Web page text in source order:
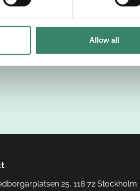
Allow all
25, 118 72 Stockholm